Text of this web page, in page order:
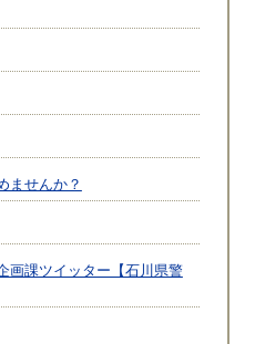
ませんか？
画課ツイッター【石川県警